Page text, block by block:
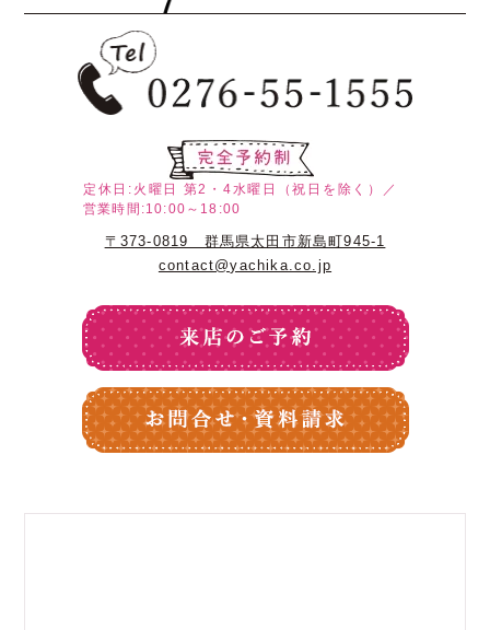
定休日:火曜日
第2・4水曜日（祝日を除く）／
営業時間:10:00～18:00
〒373-0819 群馬県太田市新島町945-1
contact@yachika.co.jp